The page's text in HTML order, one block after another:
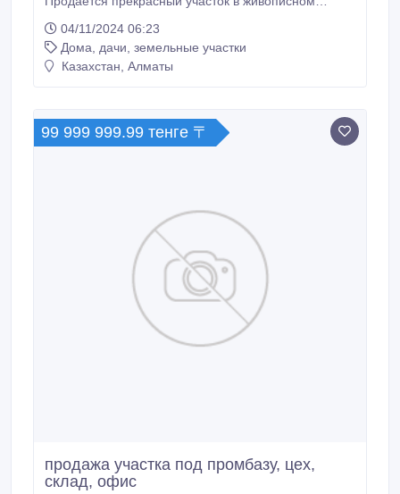
Удобный въезд. Асфальтированные улицы. Есть все
коммуникации: Свет, газ, вода! Берите АПЗ и
стройте свой собственный уютный ДОМ! Или
строительство В перспективе можно будет
перевести на ИЖС.
04/11/2024 06:23
Дома, дачи, земельные участки
Казахстан, Алматы
99 999 999.99 тенге 〒
продажа участка под промбазу, цех,
склад, офис